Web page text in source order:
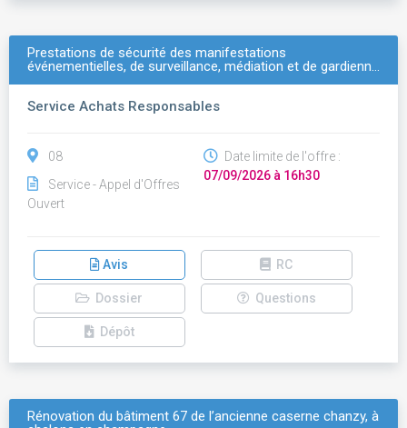
Prestations de sécurité des manifestations
événementielles, de surveillance, médiation et de gardienn…
Service Achats Responsables
08
Service - Appel d'Offres
Ouvert
Date limite de l'offre :
07/09/2026 à 16h30
Avis RC
Dossier Questions
Dépôt
Rénovation du bâtiment 67 de l’ancienne caserne chanzy, à